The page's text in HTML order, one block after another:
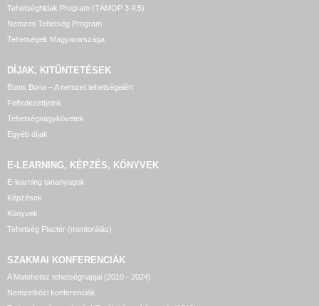
Tehetséghidak Program (TÁMOP 3.4.5)
Nemzeti Tehetség Program
Tehetségek Magyarországa
DÍJAK, KITÜNTETÉSEK
Bonis Bona – A nemzet tehetségeiért
Felfedezettjeink
Tehetségnagykövetek
Egyéb díjak
E-LEARNING, KÉPZÉS, KÖNYVEK
E-learning tananyagok
Képzések
Könyvek
Tehetség Piactér (mentorálás)
SZAKMAI KONFERENCIÁK
A Matehetsz tehetségnapjai (2010 - 2024)
Nemzetközi konferenciák